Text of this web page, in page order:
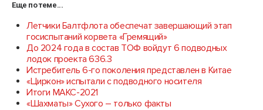
Еще по теме...
Летчики Балтфлота обеспечат завершающий этап
госиспытаний корвета «Гремящий»
До 2024 года в состав ТОФ войдут 6 подводных
лодок проекта 636.3
Истребитель 6-го поколения представлен в Китае
«Циркон» испытали с подводного носителя
Итоги МАКС-2021
«Шахматы» Сухого – только факты